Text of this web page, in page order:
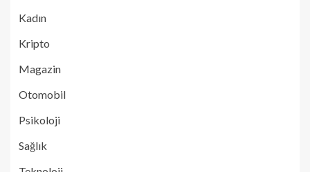
Kadın
Kripto
Magazin
Otomobil
Psikoloji
Sağlık